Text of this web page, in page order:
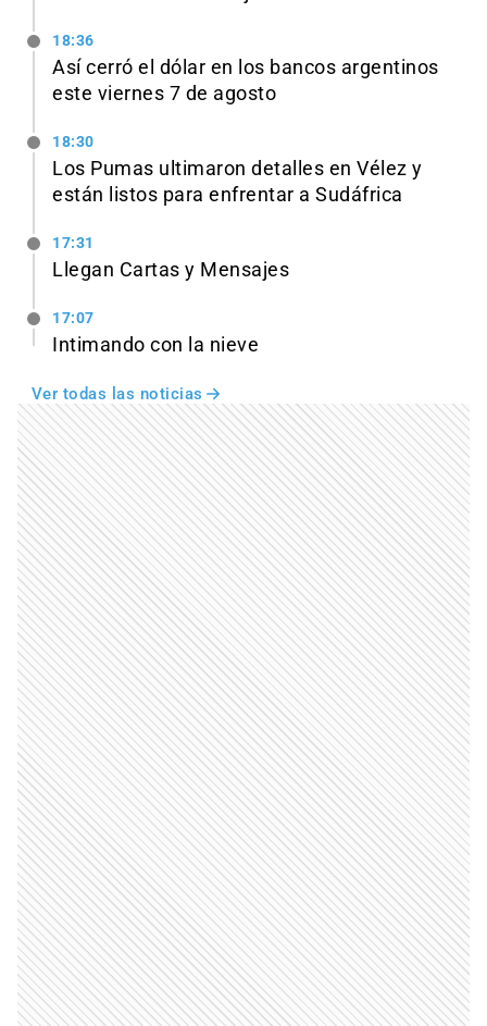
18:36
Así cerró el dólar en los bancos argentinos
este viernes 7 de agosto
18:30
Los Pumas ultimaron detalles en Vélez y
están listos para enfrentar a Sudáfrica
17:31
Llegan Cartas y Mensajes
17:07
Intimando con la nieve
Ver todas las noticias